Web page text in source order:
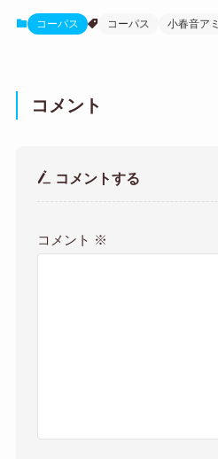
コーパス コーパス 小春音アミ
コメント
コメントする
コメント ※